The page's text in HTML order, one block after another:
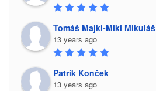
Tomáš Majki-Miki Mikuláš
13 years ago
Patrik Konček
13 years ago